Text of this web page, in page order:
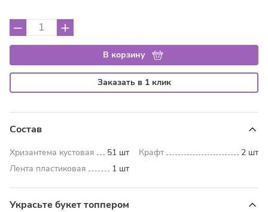
– +
В корзину
Заказать в 1 клик
Состав
Хризантема кустовая 51 шт Крафт
2 шт
Лента пластиковая
1 шт
Украсьте букет топпером